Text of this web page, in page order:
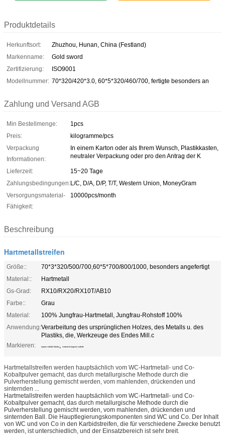
Produktdetails
Herkunftsort:
Zhuzhou, Hunan, China (Festland)
Markenname:
Gold sword
Zertifizierung:
ISO9001
Modellnummer: 70*320/420*3.0, 60*5*320/460/700, fertigte besonders an
Zahlung und Versand AGB
Min Bestellmenge:
1pcs
Preis:
kilogramme/pcs
Verpackung
Informationen:
In einem Karton oder als Ihrem Wunsch, Plastikkasten,
neutraler Verpackung oder pro den Antrag der K
Lieferzeit:
15~20 Tage
Zahlungsbedingungen:L/C, D/A, D/P, T/T, Western Union, MoneyGram
Versorgungsmaterial-
Fähigkeit:
10000pcs/month
Beschreibung
Hartmetallstreifen
Größe::
70*3*320/500/700,60*5*700/800/1000, besonders angefertigt
Material::
Hartmetall
Gs-Grad:
RX10/RX20/RX10T/AB10
Farbe::
Grau
Material:
100% Jungfrau-Hartmetall, Jungfrau-Rohstoff 100%
Anwendung:Verarbeitung des ursprünglichen Holzes, des Metalls u. des
Plastiks, die, Werkzeuge des Endes Mill.c
Markieren:
square carbide blanks , cemented tungsten carbide
Hartmetallstreifen werden hauptsächlich vom WC-Hartmetall- und Co-
Kobaltpulver gemacht, das durch metallurgische Methode durch die
Pulverherstellung gemischt werden, vom mahlenden, drückenden und
sinternden ...
Hartmetallstreifen werden hauptsächlich vom WC-Hartmetall- und Co-
Kobaltpulver gemacht, das durch metallurgische Methode durch die
Pulverherstellung gemischt werden, vom mahlenden, drückenden und
sinternden Ball. Die Hauptlegierungskomponenten sind WC und Co. Der Inhalt
von WC und von Co in den Karbidstreifen, die für verschiedene Zwecke benutzt
werden, ist unterschiedlich, und der Einsatzbereich ist sehr breit.